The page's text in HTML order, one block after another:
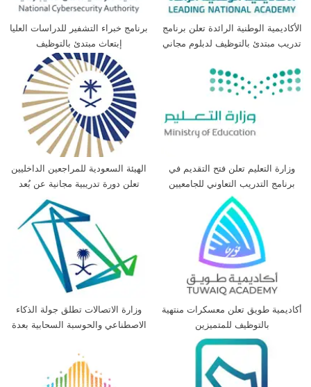
الأكاديمية الوطنية الرائدة تعلن برنامج
تدريب مبتدئ بالتوظيف لدبلوم مجاني
برنامج خبراء التشفير للدراسات العليا
إبتعاث مبتدئ بالتوظيف
وزارة التعليم تعلن فتح التقديم في
برنامج التدريب التعاوني للجامعيين
الهيئة السعودية للمراجعين الداخليين
تعلن دورة تدريبية مجانية عن بُعد
أكاديمية طويق تعلن معسكرات منتهية
بالتوظيف للمتميزين
وزارة الاتصالات تطلق جولة الذكاء
الاصطناعي والحوسبة السحابية بعدة